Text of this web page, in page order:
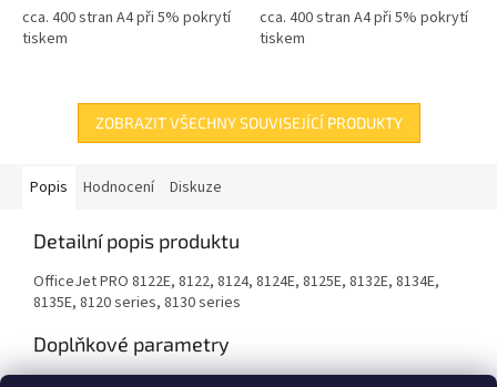
cca. 400 stran A4 při 5% pokrytí
tiskem
cca. 400 stran A4 při 5% pokrytí
tiskem
ZOBRAZIT VŠECHNY SOUVISEJÍCÍ PRODUKTY
Popis Hodnocení Diskuze
Detailní popis produktu
OfficeJet PRO 8122E, 8122, 8124, 8124E, 8125E, 8132E, 8134E,
8135E, 8120 series, 8130 series
Doplňkové parametry